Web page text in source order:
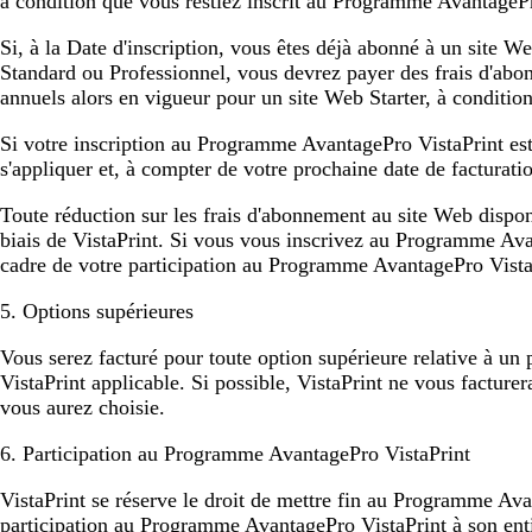
Si, à la Date d'inscription, vous êtes déjà abonné à un site
Standard ou Professionnel, vous devrez payer des frais
annuels alors en vigueur pour un site Web Starter, à
Si votre inscription au Programme AvantagePro VistaPrint
s'appliquer et, à compter de votre prochaine date de
Toute réduction sur les frais d'abonnement au site Web
biais de VistaPrint. Si vous vous inscrivez au Programme
cadre de votre participation au Programme AvantagePro
5. Options supérieures
Vous serez facturé pour toute option supérieure relative à
VistaPrint applicable. Si possible, VistaPrint ne vous
vous aurez choisie.
6. Participation au Programme AvantagePro VistaPrint
VistaPrint se réserve le droit de mettre fin au Programme
participation au Programme AvantagePro VistaPrint à son